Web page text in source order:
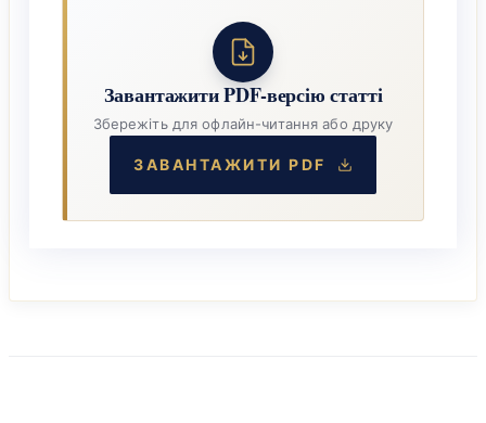
Завантажити PDF-версію статті
Збережіть для офлайн-читання або друку
ЗАВАНТАЖИТИ PDF